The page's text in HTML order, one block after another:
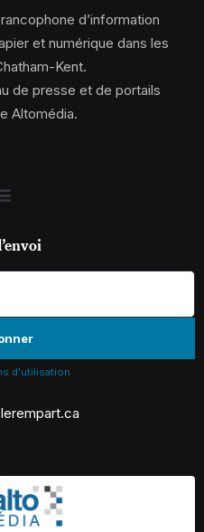
d’information
et numérique dans les
Kent.
de presse et de portails
Altomédia.
d'utilisation